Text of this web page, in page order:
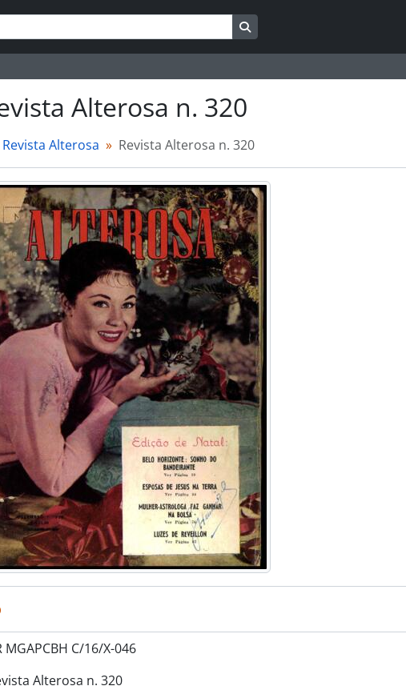
Alterosa n. 320
Alterosa Revista Alterosa n. 320
MGAPCBH C/16/X-046
Alterosa n. 320